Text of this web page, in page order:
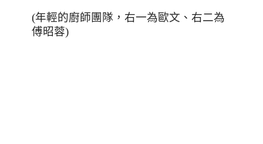
(年輕的廚師團隊，右一為歐文、右二為
傅昭蓉)